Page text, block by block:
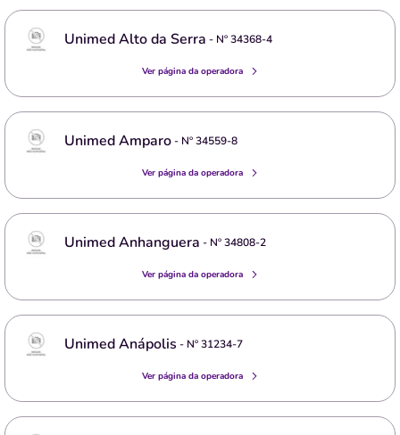
Unimed Alto da Serra - Nº34368-4
Ver página da operadora
Unimed Amparo- Nº34559-8
Ver página da operadora
Unimed Anhanguera - Nº34808-2
Ver página da operadora
Unimed Anápolis - Nº31234-7
Ver página da operadora